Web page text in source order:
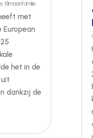
, Klimaanfamilie
met
European
het in de
dankzij de